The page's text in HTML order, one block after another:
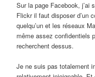
Sur la page Facebook, j’ai
Flickr il faut disposer d’un
quelqu’un et les réseaux
même assez confidentiels
recherchent dessus.
Je ne suis pas totalement